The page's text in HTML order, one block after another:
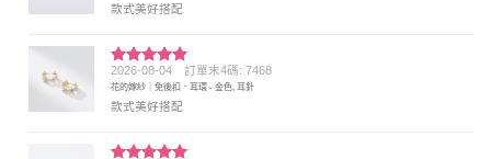
款式美好搭配
評分5 滿
分 5
2026-08-04 訂單末4碼: 7468
花的嫁紗｜免後扣．耳環 - 金色, 耳針
款式美好搭配